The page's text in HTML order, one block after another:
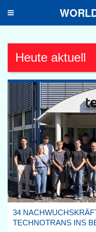
Toggle
Heute aktuell
34
TECHNOTRANS INS